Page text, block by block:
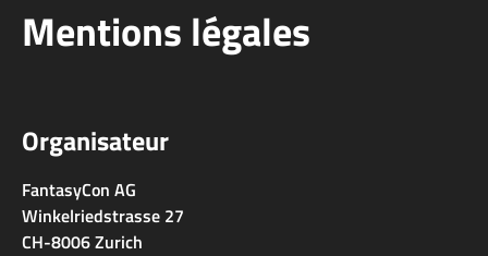
Mentions légales
Organisateur
FantasyCon AG
Winkelriedstrasse 27
CH-8006 Zurich